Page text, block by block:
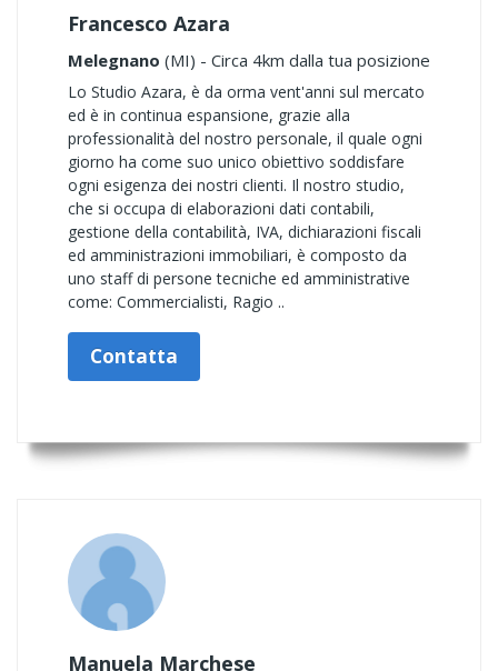
Francesco Azara
Melegnano (MI) - Circa 4km dalla tua posizione
Lo Studio Azara, è da orma vent'anni sul mercato
ed è in continua espansione, grazie alla
professionalità del nostro personale, il quale ogni
giorno ha come suo unico obiettivo soddisfare
ogni esigenza dei nostri clienti. Il nostro studio,
che si occupa di elaborazioni dati contabili,
gestione della contabilità, IVA, dichiarazioni fiscali
ed amministrazioni immobiliari, è composto da
uno staff di persone tecniche ed amministrative
come: Commercialisti, Ragio ..
Contatta
Manuela Marchese